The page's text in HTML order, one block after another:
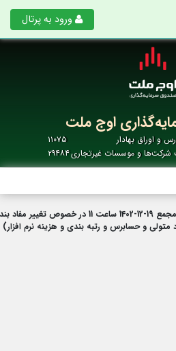
ورود به پرتال
اوج ملت
و اوراق بهادار
۱۱۰۷۵
شرکت‌ها و موسسات غیرتجاری۲۹۴۸۴
تصویب صورتجلسه مجمع 19-12-1402 ساعت 11 در خصوص تغییر مفاد بند